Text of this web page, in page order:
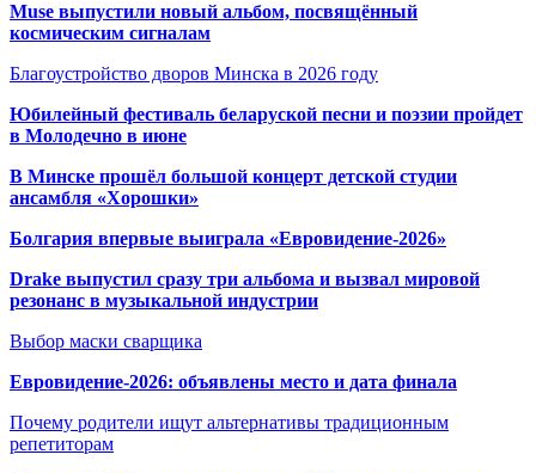
Muse выпустили новый альбом, посвящённый
космическим сигналам
Благоустройство дворов Минска в 2026 году
Юбилейный фестиваль беларуской песни и поэзии пройдет
в Молодечно в июне
В Минске прошёл большой концерт детской студии
ансамбля «Хорошки»
Болгария впервые выиграла «Евровидение-2026»
Drake выпустил сразу три альбома и вызвал мировой
резонанс в музыкальной индустрии
Выбор маски сварщика
Евровидение-2026: объявлены место и дата финала
Почему родители ищут альтернативы традиционным
репетиторам